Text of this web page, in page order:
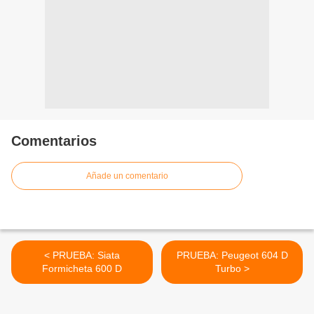
Comentarios
Añade un comentario
< PRUEBA: Siata
Formicheta 600 D
PRUEBA: Peugeot 604 D
Turbo >